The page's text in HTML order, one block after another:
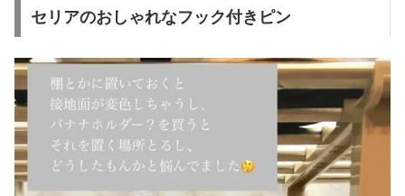
セリアのおしゃれなフック付きピン